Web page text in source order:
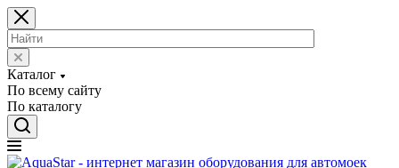
Каталог
По всему сайту
По каталогу